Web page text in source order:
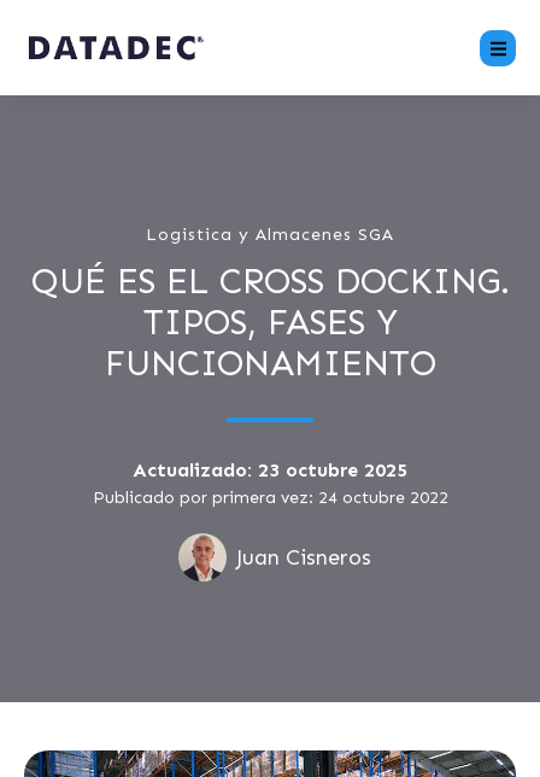
Logistica y Almacenes SGA
QUÉ ES EL CROSS DOCKING.
TIPOS, FASES Y
FUNCIONAMIENTO
Actualizado: 23 octubre 2025
Publicado por primera vez: 24 octubre 2022
Juan Cisneros